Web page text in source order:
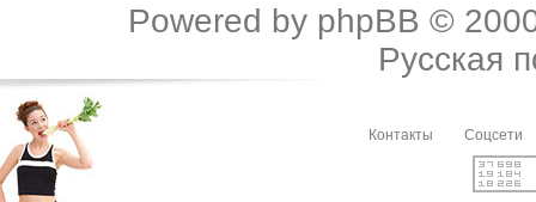
Powered by phpBB ©
Русская
Контакты Соцсети